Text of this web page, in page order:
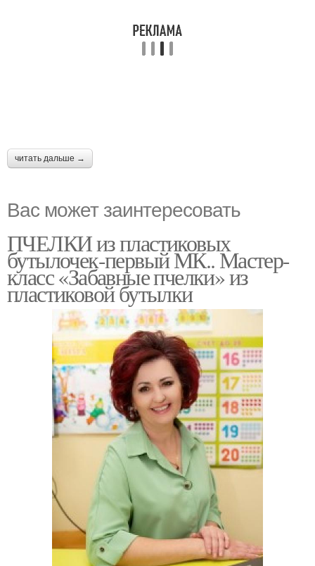
читать дальше →
Вас может заинтересовать
ПЧЕЛКИ из пластиковых
бутылочек-первый МК.. Мастер-
класс «Забавные пчелки» из
пластиковой бутылки